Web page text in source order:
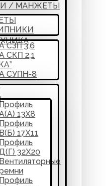
/ МАНЖЕТЫ
СЗП 3,6
СКП 2,1
СУПН-8
13Х8
Профиль
В(Б) 17Х11
Профиль
32Х20
Вентиляторные
Профиль